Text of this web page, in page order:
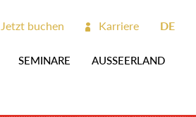
SEMINARE AUSSEERLAND
Jetzt buchen Karriere DE